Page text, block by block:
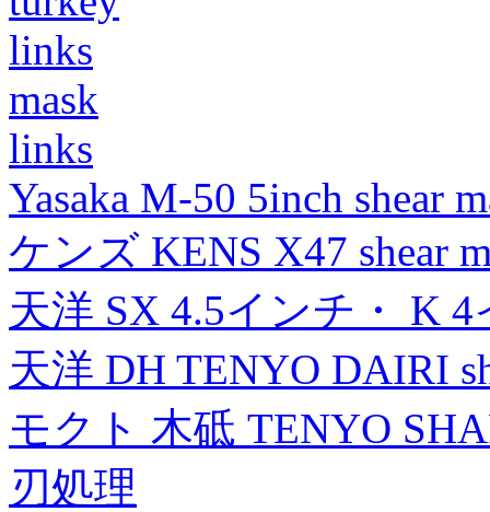
links
mask
links
Yasaka M-50 5inch shear
ケンズ KENS X47 shear
天洋 SX 4.5インチ・ K
天洋 DH TENYO DAIRI
モクト 木砥 TENYO
刃処理